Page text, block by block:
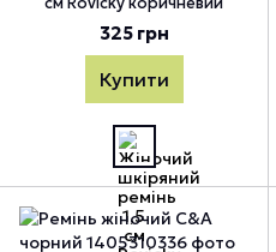
325 грн
Купити